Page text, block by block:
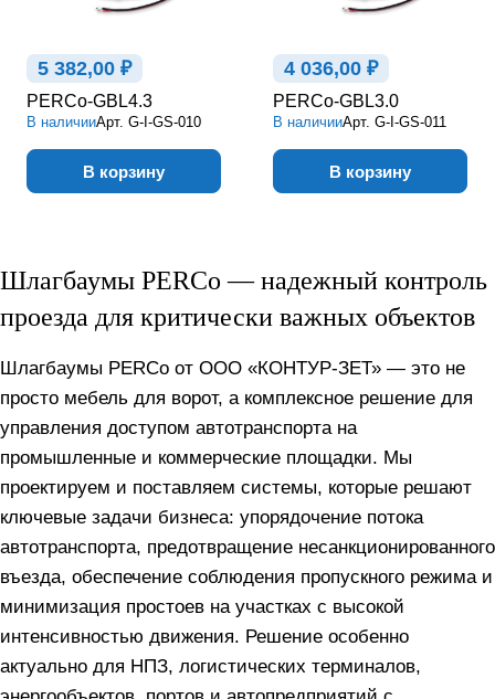
5 382,00 ₽
PERCo-GBL4.3
В наличииАрт. G-I-GS-010
В корзину
4 036,00 ₽
PERCo-GBL3.0
В наличииАрт. G-I-GS-011
В корзину
Шлагбаумы PERCo — надежный контроль
проезда для критически важных объектов
Шлагбаумы PERCo от ООО «КОНТУР-ЗЕТ» — это не
просто мебель для ворот, а комплексное решение для
управления доступом автотранспорта на
промышленные и коммерческие площадки. Мы
проектируем и поставляем системы, которые решают
ключевые задачи бизнеса: упорядочение потока
автотранспорта, предотвращение несанкционированного
въезда, обеспечение соблюдения пропускного режима и
минимизация простоев на участках с высокой
интенсивностью движения. Решение особенно
актуально для НПЗ, логистических терминалов,